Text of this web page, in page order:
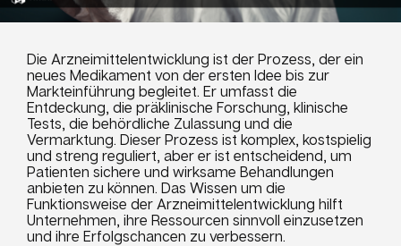
Die Arzneimittelentwicklung ist der Prozess, der ein
neues Medikament von der ersten Idee bis zur
Markteinführung begleitet. Er umfasst die
Entdeckung, die präklinische Forschung, klinische
Tests, die behördliche Zulassung und die
Vermarktung. Dieser Prozess ist komplex, kostspielig
und streng reguliert, aber er ist entscheidend, um
Patienten sichere und wirksame Behandlungen
anbieten zu können. Das Wissen um die
Funktionsweise der Arzneimittelentwicklung hilft
Unternehmen, ihre Ressourcen sinnvoll einzusetzen
und ihre Erfolgschancen zu verbessern.